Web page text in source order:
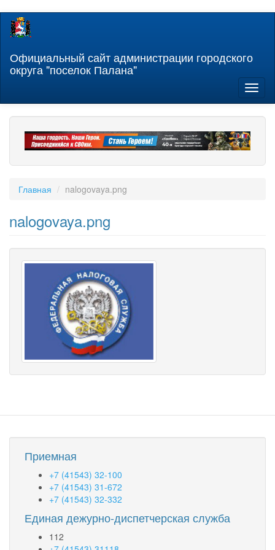
Перейти
содержанию
Официальный сайт администрации городского
округа "поселок Палана"
Главная nalogovaya.png
nalogovaya.png
Приемная
+7 (41543) 32-100
+7 (41543) 31-672
+7 (41543) 32-332
Единая дежурно-диспетчерская служба
112